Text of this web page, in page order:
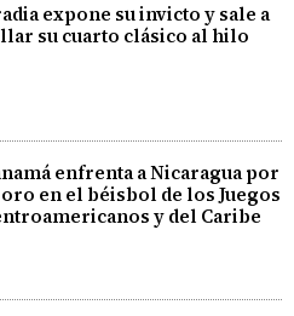
expone su invicto y sale a
su cuarto clásico al hilo
enfrenta a Nicaragua por
en el béisbol de los Juegos
y del Caribe